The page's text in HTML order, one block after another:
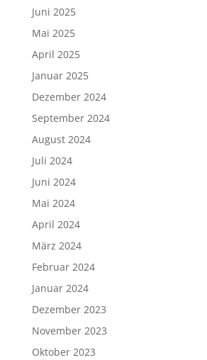
Juni 2025
Mai 2025
April 2025
Januar 2025
Dezember 2024
September 2024
August 2024
Juli 2024
Juni 2024
Mai 2024
April 2024
März 2024
Februar 2024
Januar 2024
Dezember 2023
November 2023
Oktober 2023